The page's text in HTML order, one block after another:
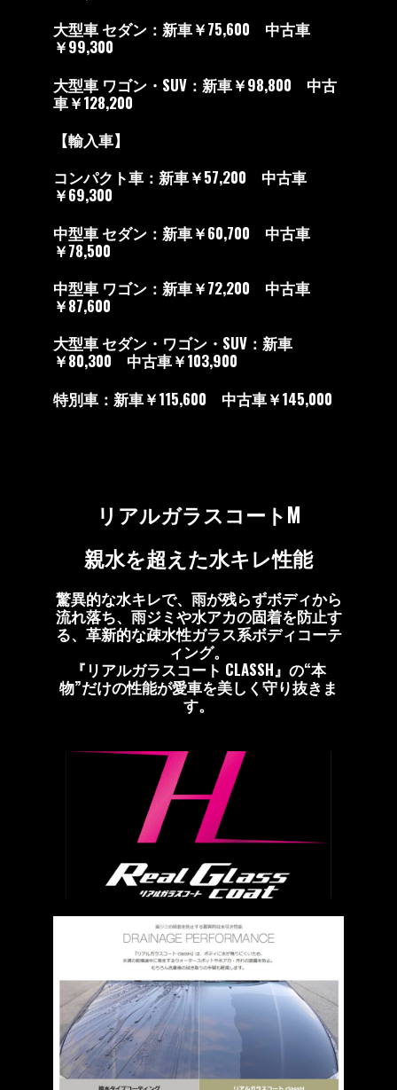
大型車 セダン：新車￥75,600 中古車
￥99,300
大型車 ワゴン・SUV：新車￥98,800 中古
車￥128,200
【輸入車】
コンパクト車：新車￥57,200 中古車
￥69,300
中型車 セダン：新車￥60,700 中古車
￥78,500
中型車 ワゴン：新車￥72,200 中古車
￥87,600
大型車 セダン・ワゴン・SUV：新車
￥80,300 中古車￥103,900
特別車：新車￥115,600 中古車￥145,000
リアルガラスコートM
親水を超えた水キレ性能
驚異的な水キレで、雨が残らずボディから
流れ落ち、雨ジミや水アカの固着を防止す
る、革新的な疎水性ガラス系ボディコーテ
ィング。
『リアルガラスコート CLASSH』の“本
物”だけの性能が愛車を美しく守り抜きま
す。